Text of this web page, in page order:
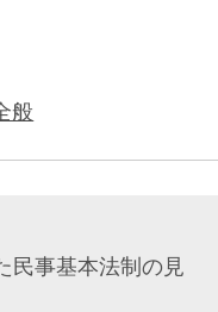
般
民事基本法制の見